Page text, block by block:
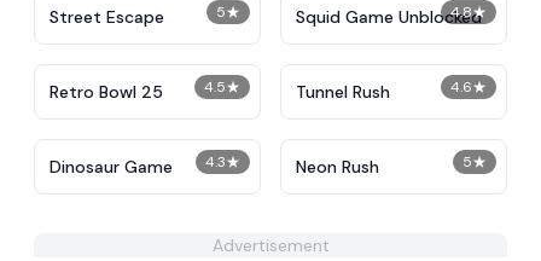
5★
Street Escape 4.8★
Squid Game Unblocked
4.5★
Retro Bowl 25 4.6★
Tunnel Rush
4.3★
Dinosaur Game 5★
Neon Rush
Advertisement